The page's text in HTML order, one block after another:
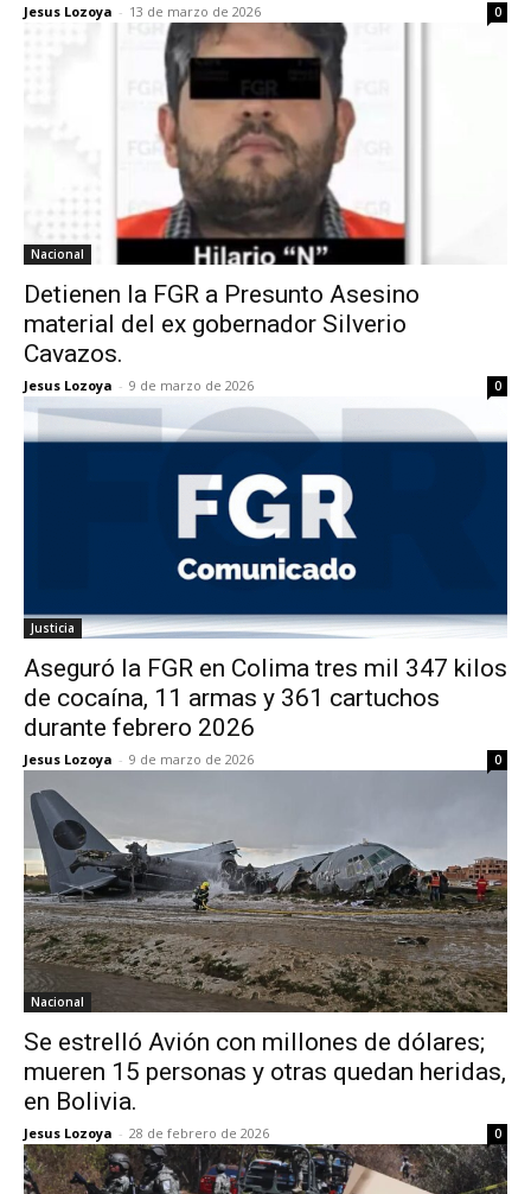
Jesus Lozoya - 13 de marzo de 2026 0
Nacional
Detienen la FGR a Presunto Asesino
material del ex gobernador Silverio
Cavazos.
Jesus Lozoya - 9 de marzo de 2026 0
Justicia
Aseguró la FGR en Colima tres mil 347 kilos
de cocaína, 11 armas y 361 cartuchos
durante febrero 2026
Jesus Lozoya - 9 de marzo de 2026 0
Nacional
Se estrelló Avión con millones de dólares;
mueren 15 personas y otras quedan heridas,
en Bolivia.
Jesus Lozoya - 28 de febrero de 2026 0